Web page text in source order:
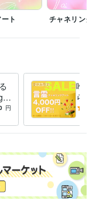
年
ラング ココナラ　シ
ト チャネリング
A
円
唯一
ら絵
言葉